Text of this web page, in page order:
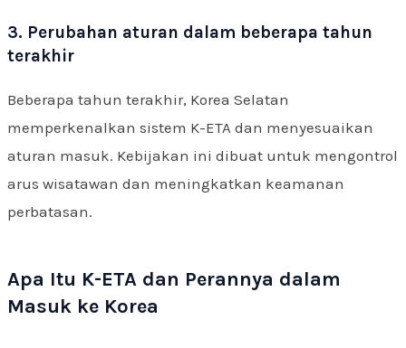
3. Perubahan aturan dalam beberapa tahun
terakhir
Beberapa tahun terakhir, Korea Selatan
memperkenalkan sistem K-ETA dan menyesuaikan
aturan masuk. Kebijakan ini dibuat untuk mengontrol
arus wisatawan dan meningkatkan keamanan
perbatasan.
Apa Itu K-ETA dan Perannya dalam
Masuk ke Korea